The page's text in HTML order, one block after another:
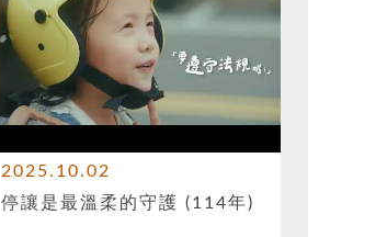
2025.10.02
停讓是最溫柔的守護 (114年)